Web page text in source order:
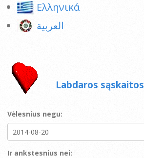
Ελληνικά
العربية
Labdaros sąskaitos
Vėlesnius negu:
Ir ankstesnius nei: